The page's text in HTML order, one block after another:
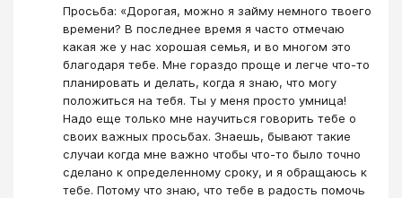
Просьба: «Дорогая, можно я займу немного твоего
времени? В последнее время я часто отмечаю
какая же у нас хорошая семья, и во многом это
благодаря тебе. Мне гораздо проще и легче что-то
планировать и делать, когда я знаю, что могу
положиться на тебя. Ты у меня просто умница!
Надо еще только мне научиться говорить тебе о
своих важных просьбах. Знаешь, бывают такие
случаи когда мне важно чтобы что-то было точно
сделано к определенному сроку, и я обращаюсь к
тебе. Потому что знаю, что тебе в радость помочь